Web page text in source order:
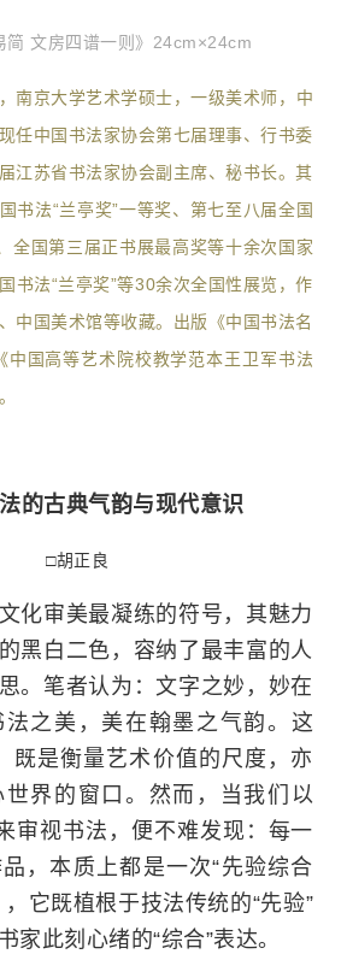
简 文房四谱一则》24cm×24cm
南京大学艺术学硕士，一级美术师，中
任中国书法家协会第七届理事、行书委
江苏省书法家协会副主席、秘书长。其
书法“兰亭奖”一等奖、第七至八届全国
全国第三届正书展最高奖等十余次国家
书法“兰亭奖”等30余次全国性展览，作
中国美术馆等收藏。出版《中国书法名
中国高等艺术院校教学范本王卫军书法
的古典气韵与现代意识
□胡正良
化审美最凝练的符号，其魅力
黑白二色，容纳了最丰富的人
。笔者认为：文字之妙，妙在
之美，美在翰墨之气韵。这
既是衡量艺术价值的尺度，亦
界的窗口。然而，当我们以
审视书法，便不难发现：每一
，本质上都是一次“先验综合
它既植根于技法传统的“先验”
家此刻心绪的“综合”表达。